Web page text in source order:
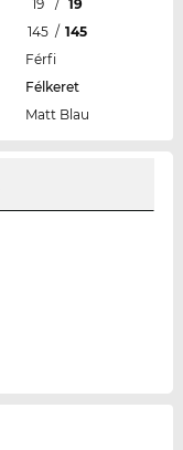
19 / 19
145 / 145
Férfi
Félkeret
Matt Blau